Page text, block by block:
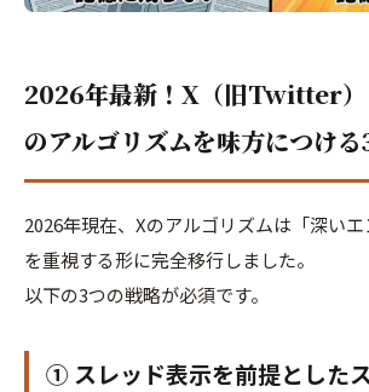
2026年最新！X（旧Twitter）
のアルゴリズムを味方につけ
2026年現在、Xのアルゴリズムは「深いエ
を重視する形に完全移行しました。
以下の3つの戦略が必須です。
① スレッド表示を前提とした